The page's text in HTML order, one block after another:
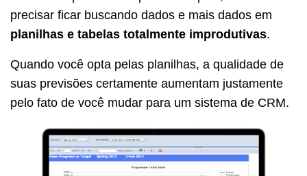
precisar ficar buscando dados e mais dados em
planilhas e tabelas totalmente improdutivas.
Quando você opta pelas planilhas, a qualidade de
suas previsões certamente aumentam justamente
pelo fato de você mudar para um sistema de CRM.